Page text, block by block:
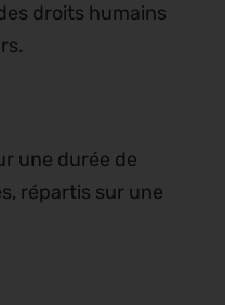
droits humains
une durée de
répartis sur une